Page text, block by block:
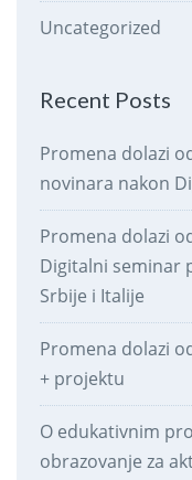
Uncategorized
Recent Posts
Promena dolazi
novinara nakon
Promena dolazi
Digitalni seminar
Srbije i Italije
Promena dolazi
+ projektu
O edukativnim
obrazovanje za